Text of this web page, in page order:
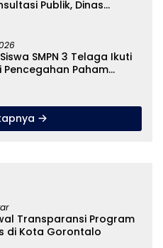
Publik, Dinas
SMPN 3 Telaga Ikuti
Pencegahan Paham
Transparansi Program
di Kota Gorontalo